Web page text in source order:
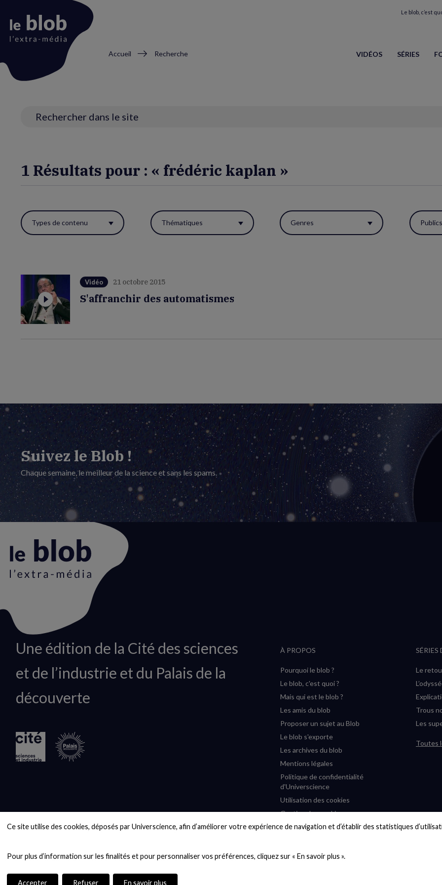
Ce site utilise des cookies, déposés par Universcience, afin d’améliorer votre expérience de navigation et d’établir des statistiques
Accepter Refuser En savoir plus
Le blob, c’est
VIDÉOS SÉRIES
Fil
Accueil Recherche
1 Résultats pour : « frédéric kaplan »
Utiliser
ces
réactualiser
page.
Types de contenu Thématiques Genres Publics
Vidéo 21 octobre 2015
S'affranchir des automatismes
Suivez le Blob !
Chaque semaine, le meilleur de la science et sans les spams.
Animation
logo
Une édition de la Cité des sciences
et de l’industrie et du Palais de la
découverte
À PROPOS
Pourquoi le blob ?
Le blob, c'est quoi ?
Mais qui est le blob ?
Les amis du blob
Proposer un sujet au Blob
Le blob s'exporte
Les archives du blob
Mentions légales
Politique de confidentialité
d'Universcience
Utilisation des cookies
Gestion des cookies
Accessibilité : partiellement
SÉRIES
Le
Trous
Les
Toutes